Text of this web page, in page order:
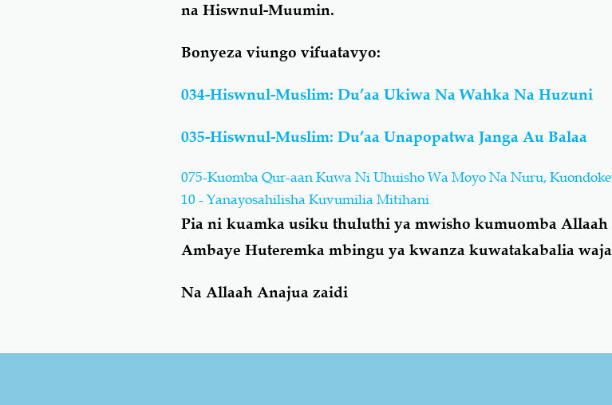
na Hiswnul-Muumin.
Bonyeza viungo vifuatavyo:
034-Hiswnul-Muslim: Du’aa Ukiwa Na Wahka Na Huzuni
035-Hiswnul-Muslim: Du’aa Unapopatwa Janga Au Balaa
075-Kuomba Qur-aan Kuwa Ni Uhuisho Wa Moyo Na Nuru,
10 - Yanayosahilisha Kuvumilia Mitihani
Pia ni kuamka usiku thuluthi ya mwisho kumuomba Allaah
Ambaye Huteremka mbingu ya kwanza kuwatakabalia
Na Allaah Anajua zaidi